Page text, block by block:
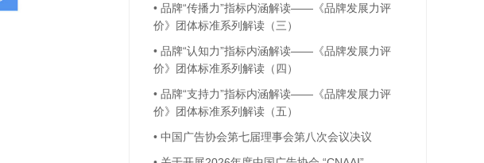
• 品牌“传播力”指标内涵解读——《品牌发展力评
价》团体标准系列解读（三）
• 品牌“认知力”指标内涵解读——《品牌发展力评
价》团体标准系列解读（四）
• 品牌“支持力”指标内涵解读——《品牌发展力评
价》团体标准系列解读（五）
• 中国广告协会第七届理事会第八次会议决议